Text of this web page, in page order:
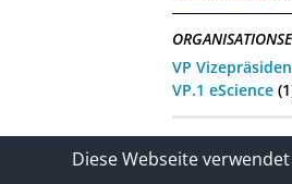
VP
VP.1 eScience
Kontakt
Diese Webseite